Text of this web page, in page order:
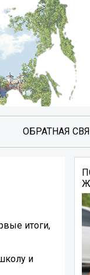
ОБРАТНАЯ
итоги,
и